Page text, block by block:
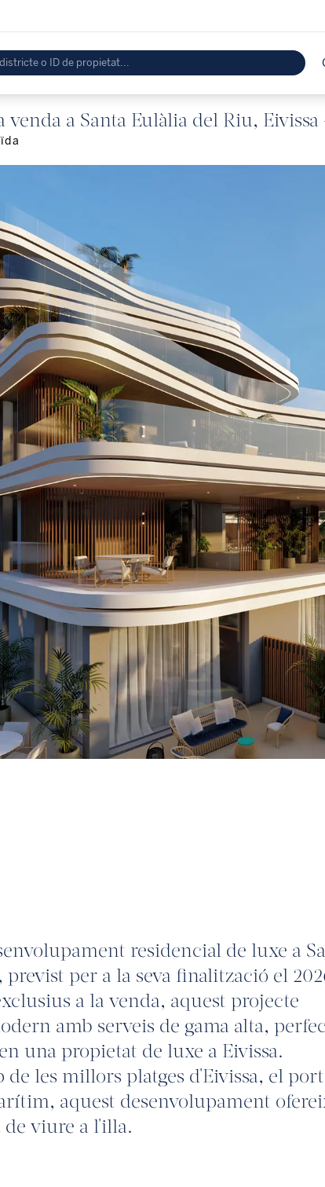
venda a Santa Eulàlia del Riu,
residencial de luxe a
previst per a la seva finalització el
a la venda, aquest projecte
amb serveis de gama alta,
una propietat de luxe a Eivissa.
les millors platges d'Eivissa, el port
aquest desenvolupament
viure a l'illa.